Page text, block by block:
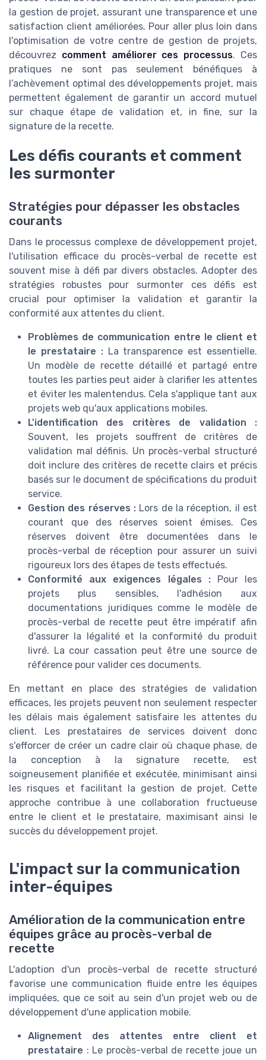
la gestion de projet, assurant une transparence et une
satisfaction client améliorées. Pour aller plus loin dans
l'optimisation de votre centre de gestion de projets,
découvrez comment améliorer ces processus. Ces
pratiques ne sont pas seulement bénéfiques à
l’achèvement optimal des développements projet, mais
permettent également de garantir un accord mutuel
sur chaque étape de validation et, in fine, sur la
signature de la recette.
Les défis courants et comment
les surmonter
Stratégies pour dépasser les obstacles
courants
Dans le processus complexe de développement projet,
l'utilisation efficace du procès-verbal de recette est
souvent mise à défi par divers obstacles. Adopter des
stratégies robustes pour surmonter ces défis est
crucial pour optimiser la validation et garantir la
conformité aux attentes du client.
Problèmes de communication entre le client et
le prestataire :La transparence est essentielle.
Un modèle de recette détaillé et partagé entre
toutes les parties peut aider à clarifier les attentes
et éviter les malentendus. Cela s'applique tant aux
projets web qu'aux applications mobiles.
L'identification des critères de validation :
Souvent, les projets souffrent de critères de
validation mal définis. Un procès-verbal structuré
doit inclure des critères de recette clairs et précis
basés sur le document de spécifications du produit
service.
Gestion des réserves : Lors de la réception, il est
courant que des réserves soient émises. Ces
réserves doivent être documentées dans le
procès-verbal de réception pour assurer un suivi
rigoureux lors des étapes de tests effectués.
Conformité aux exigences légales :Pour les
projets plus sensibles, l'adhésion aux
documentations juridiques comme le modèle de
procès-verbal de recette peut être impératif afin
d'assurer la légalité et la conformité du produit
livré. La cour cassation peut être une source de
référence pour valider ces documents.
En mettant en place des stratégies de validation
efficaces, les projets peuvent non seulement respecter
les délais mais également satisfaire les attentes du
client. Les prestataires de services doivent donc
s'efforcer de créer un cadre clair où chaque phase, de
la conception à la signature recette, est
soigneusement planifiée et exécutée, minimisant ainsi
les risques et facilitant la gestion de projet. Cette
approche contribue à une collaboration fructueuse
entre le client et le prestataire, maximisant ainsi le
succès du développement projet.
L'impact sur la communication
inter-équipes
Amélioration de la communication entre
équipes grâce au procès-verbal de
recette
L'adoption d'un procès-verbal de recette structuré
favorise une communication fluide entre les équipes
impliquées, que ce soit au sein d'un projet web ou de
développement d'une application mobile.
Alignement des attentes entre client et
prestataire : Le procès-verbal de recette joue un